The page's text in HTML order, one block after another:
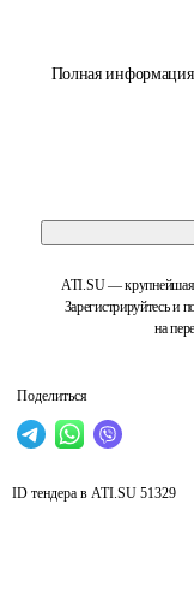
Полная информация
ATI.SU — крупнейшая
Зарегистрируйтесь и
на
Поделиться
ID тендера в ATI.SU 51329